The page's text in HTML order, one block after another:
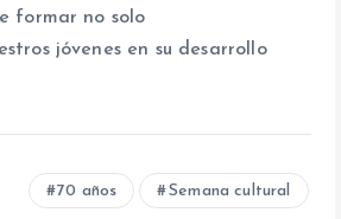
formar no solo
jóvenes en su desarrollo
70 años Semana cultural